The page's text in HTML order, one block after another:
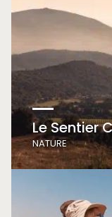
Le Sentier
NATURE